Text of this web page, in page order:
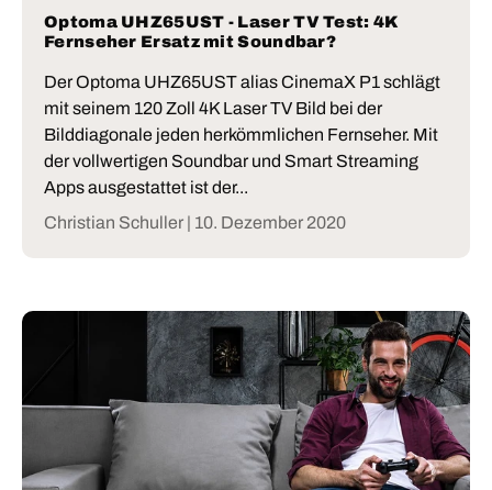
Optoma UHZ65UST - Laser TV Test: 4K
Fernseher Ersatz mit Soundbar?
Der Optoma UHZ65UST alias CinemaX P1 schlägt
mit seinem 120 Zoll 4K Laser TV Bild bei der
Bilddiagonale jeden herkömmlichen Fernseher. Mit
der vollwertigen Soundbar und Smart Streaming
Apps ausgestattet ist der...
Christian Schuller | 10. Dezember 2020